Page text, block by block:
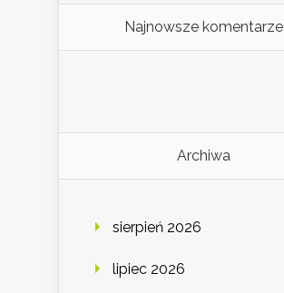
Najnowsze komentarze
Archiwa
sierpień 2026
lipiec 2026